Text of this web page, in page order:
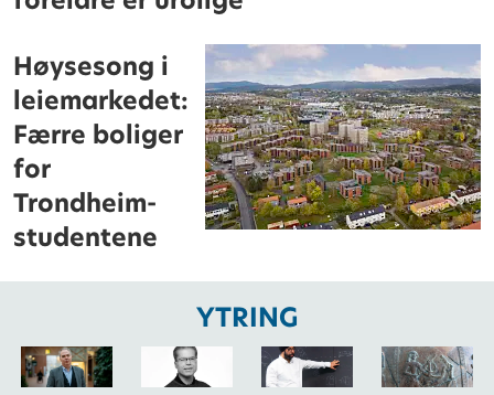
Høysesong i
leiemarkedet:
Færre boliger
for
Trondheim-
studentene
YTRING